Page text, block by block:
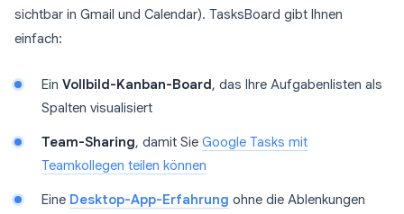
sichtbar in Gmail und Calendar). TasksBoard gibt Ihnen
einfach:
Ein Vollbild-Kanban-Board , das Ihre Aufgabenlisten als
Spalten visualisiert
Team-Sharing, damit Sie Google Tasks mit
Teamkollegen teilen können
Eine Desktop-App-Erfahrung ohne die Ablenkungen